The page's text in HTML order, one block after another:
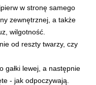
w stronę samego
zewnętrznej, a także
wilgotność.
od reszty twarzy, czy
gałki lewej, a następnie
- jak odpoczywają.